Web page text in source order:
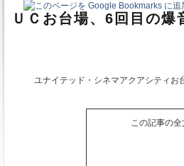
ＵＣお台場、6回目の
ユナイテッド・シネマアクアシティ
この記事の全